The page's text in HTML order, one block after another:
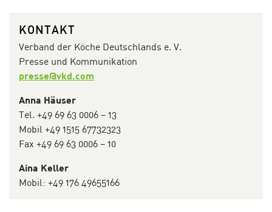
KONTAKT
Verband der Köche Deutschlands e. V.
Presse und Kommunikation
presse@vkd.com
Anna Häuser
Tel. +49 69 63 0006 – 13
Mobil +49 1515 67732323
Fax +49 69 63 0006 – 10
Aina Keller
Mobil: +49 176 49655166